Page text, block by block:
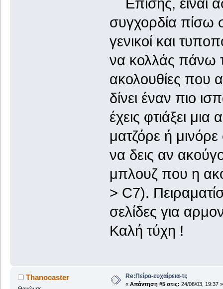
Επίσης, είναι
συγχορδία πίσω
γενικοί και
να κολλάς πάνω
ακολουθίες που
δίνει έναν πιο
έχεις φτιάξει
ματζόρε ή
να δεις αν
μπλουζ που η
> C7).
σελίδες για
Καλή τύχη !
Thanocaster Re:Πείρα-ευχαίρεια-τι;
« Απάντηση #5 στις: 24/08/03, 19:37 »